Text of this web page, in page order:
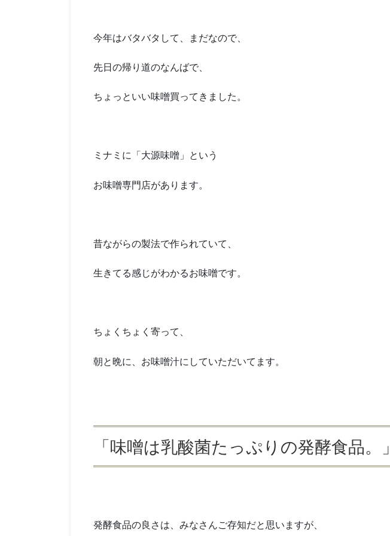
今年はバタバタして、まだなので、
先日の帰り道のなんばで、
ちょっといい味噌買ってきました。
ミナミに「大源味噌」という
お味噌専門店があります。
昔ながらの製法で作られていて、
生きてる感じがわかるお味噌です。
ちょくちょく寄って、
朝と晩に、お味噌汁にしていただいてます。
「味噌は乳酸菌たっぷりの発酵食品。」
発酵食品の良さは、みなさんご存知だと思いますが、